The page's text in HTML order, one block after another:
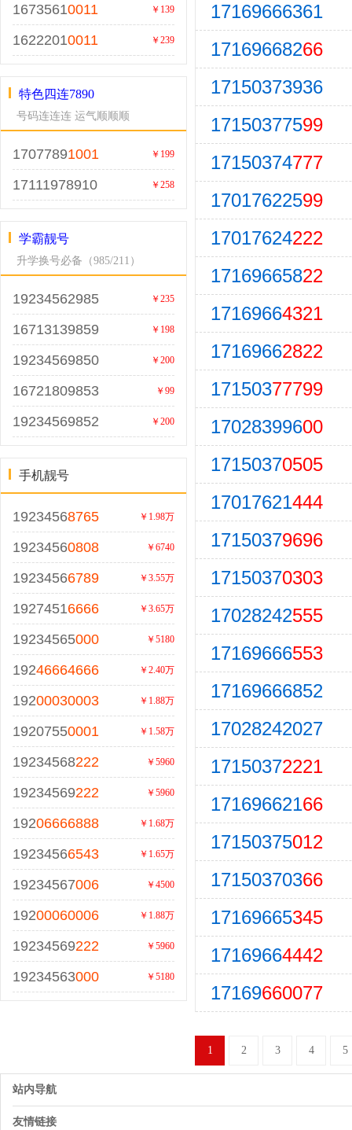
16735610011 ￥139
16222010011 ￥239
特色四连7890
号码连连连 运气顺顺顺
17077891001 ￥199
17111978910 ￥258
学霸靓号
升学换号必备（985/211）
19234562985 ￥235
16713139859 ￥198
19234569850 ￥200
16721809853 ￥99
19234569852 ￥200
手机靓号
19234568765 ￥1.98万
19234560808 ￥6740
19234566789 ￥3.55万
19274516666 ￥3.65万
19234565000 ￥5180
19246664666 ￥2.40万
19200030003 ￥1.88万
19207550001 ￥1.58万
19234568222 ￥5960
19234569222 ￥5960
19206666888 ￥1.68万
19234566543 ￥1.65万
19234567006 ￥4500
19200060006 ￥1.88万
19234569222 ￥5960
19234563000 ￥5180
17169666361
17169668266
17150373936
17150377599
17150374777
17017622599
17017624222
17169665822
17169664321
17169662822
17150377799
17028399600
17150370505
17017621444
17150379696
17150370303
17028242555
17169666553
17169666852
17028242027
17150372221
17169662166
17150375012
17150370366
17169665345
17169664442
17169660077
1 2 3 4 5
站内导航
友情链接